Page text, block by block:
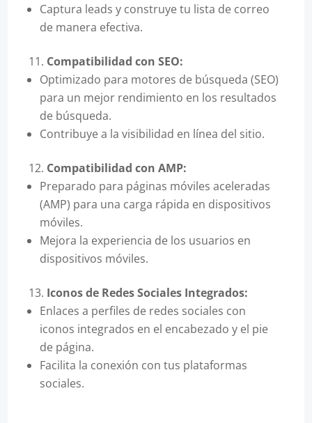
Captura leads y construye tu lista de correo
de manera efectiva.
Compatibilidad con SEO:
Optimizado para motores de búsqueda (SEO)
para un mejor rendimiento en los resultados
de búsqueda.
Contribuye a la visibilidad en línea del sitio.
Compatibilidad con AMP:
Preparado para páginas móviles aceleradas
(AMP) para una carga rápida en dispositivos
móviles.
Mejora la experiencia de los usuarios en
dispositivos móviles.
Iconos de Redes Sociales Integrados:
Enlaces a perfiles de redes sociales con
iconos integrados en el encabezado y el pie
de página.
Facilita la conexión con tus plataformas
sociales.